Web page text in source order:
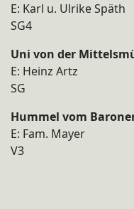
E: Karl u. Ulrike Späth
SG4
Uni von der
E: Heinz Artz
SG
Hummel vom
E: Fam. Mayer
V3